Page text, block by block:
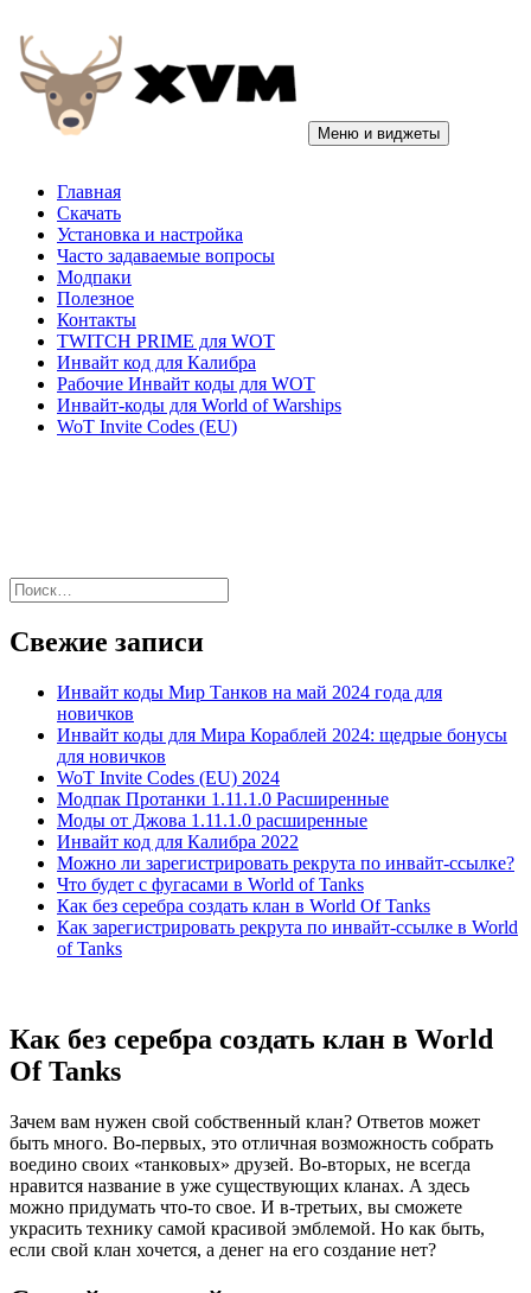
содержимому
пользомер для World of Tanks
Меню и виджеты
Главная
Скачать
Установка и настройка
Часто задаваемые вопросы
Модпаки
Полезное
Контакты
TWITCH PRIME для WOT
Инвайт код для Калибра
Рабочие Инвайт коды для WOT
Инвайт-коды для World of Warships
WoT Invite Codes (EU)
Найти:
Свежие записи
Инвайт коды Мир Танков на май 2024 года для
новичков
Инвайт коды для Мира Кораблей 2024: щедрые бонусы
для новичков
WoT Invite Codes (EU) 2024
Модпак Протанки 1.11.1.0 Расширенные
Моды от Джова 1.11.1.0 расширенные
Инвайт код для Калибра 2022
Можно ли зарегистрировать рекрута по инвайт-ссылке?
Что будет с фугасами в World of Tanks
Как без серебра создать клан в World Of Tanks
Как зарегистрировать рекрута по инвайт-ссылке в World
of Tanks
Как без серебра создать клан в World
Of Tanks
Зачем вам нужен свой собственный клан? Ответов может
быть много. Во-первых, это отличная возможность собрать
воедино своих «танковых» друзей. Во-вторых, не всегда
нравится название в уже существующих кланах. А здесь
можно придумать что-то свое. И в-третьих, вы сможете
украсить технику самой красивой эмблемой. Но как быть,
если свой клан хочется, а денег на его создание нет?